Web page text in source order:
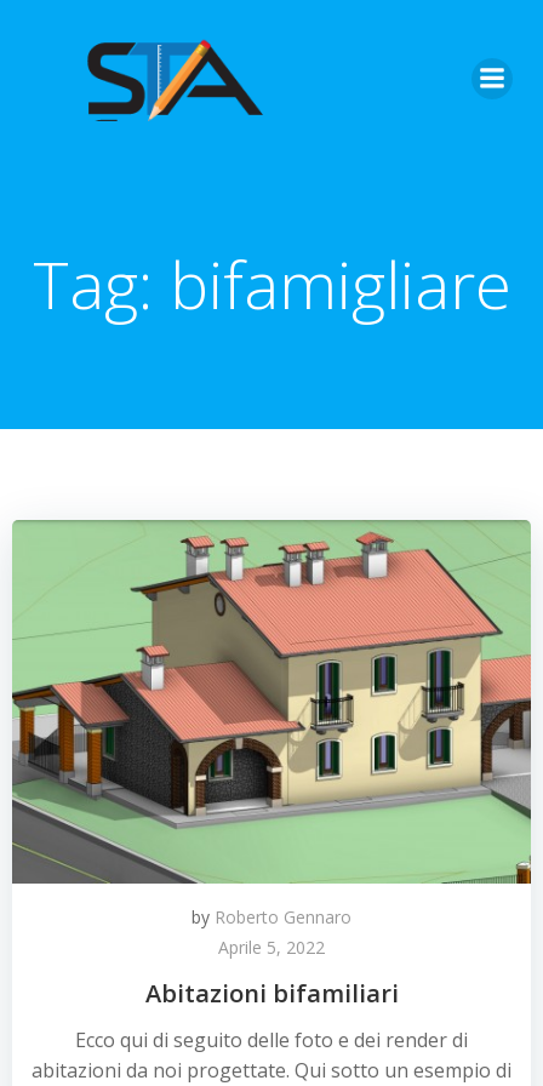
Tag: bifamigliare
by Roberto Gennaro
Aprile 5, 2022
Abitazioni bifamiliari
Ecco qui di seguito delle foto e dei render di
abitazioni da noi progettate. Qui sotto un esempio di